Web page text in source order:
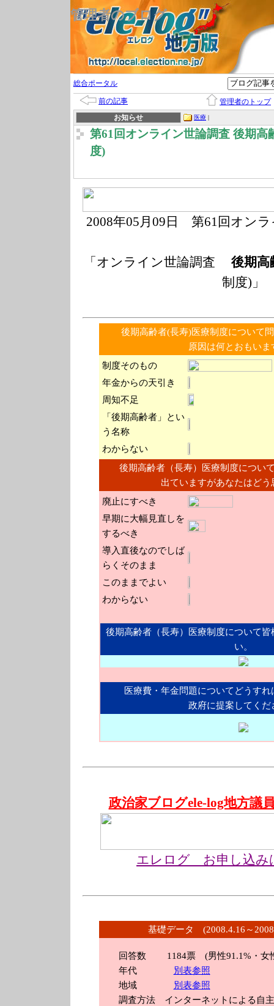
管理者のブログ
総合ポータル
前の記事
管理者のトップ
お知らせ
医療 |
第61回オンライン世論調査 後期高
度)
2008年05月09 日 第61回オンラ
「オンライン世論調査 後期高
制度)」
後期高齢者(長寿)医療制度について
原因は何とおもいま
制度そのもの
年金からの天引き
周知不足
「後期高齢者」とい
う名称
わからない
後期高齢者（長寿）医療制度につい
出ていますがあなたはどう
廃止にすべき
早期に大幅見直しを
するべき
導入直後なのでしば
らくそのまま
このままでよい
わからない
後期高齢者（長寿）医療制度について
い。
医療費・年金問題についてどうす
政府に提案してくだ
政治家ブログele-log地方議
エレログ お申し込み
基礎データ (2008.4.16～
回答数 1184票 (男性91.1%・女
年代 別表参照
地域 別表参照
調査方法 インターネットによる自主